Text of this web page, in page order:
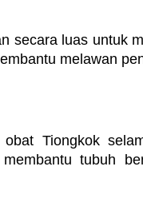
secara luas untuk
melawan
Tiongkok
tubuh